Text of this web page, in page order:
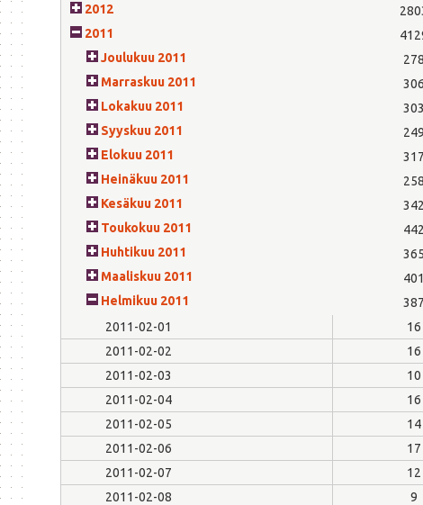
2012
2011
Joulukuu 2011
278
Marraskuu 2011
306
Lokakuu 2011
303
Syyskuu 2011
249
Elokuu 2011
317
Heinäkuu 2011
258
Kesäkuu 2011
342
Toukokuu 2011
442
Huhtikuu 2011
365
Maaliskuu 2011
401
Helmikuu 2011
387
2011-02-01
16
2011-02-02
16
2011-02-03
10
2011-02-04
16
2011-02-05
14
2011-02-06
17
2011-02-07
12
2011-02-08
9